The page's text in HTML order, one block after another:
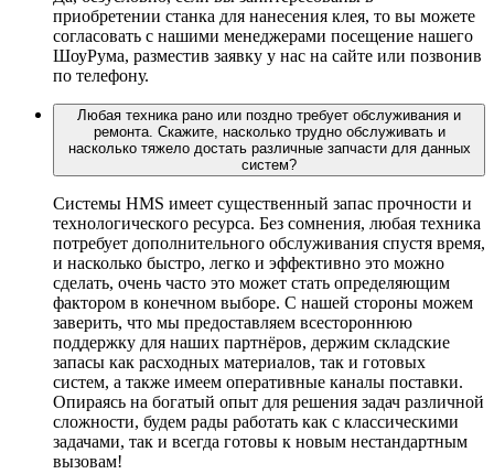
приобретении станка для нанесения клея, то вы можете
согласовать с нашими менеджерами посещение нашего
ШоуРума, разместив заявку у нас на сайте или позвонив
по телефону.
Любая техника рано или поздно требует обслуживания и
ремонта. Скажите, насколько трудно обслуживать и
насколько тяжело достать различные запчасти для данных
систем?
Системы HMS имеет существенный запас прочности и
технологического ресурса. Без сомнения, любая техника
потребует дополнительного обслуживания спустя время,
и насколько быстро, легко и эффективно это можно
сделать, очень часто это может стать определяющим
фактором в конечном выборе. С нашей стороны можем
заверить, что мы предоставляем всестороннюю
поддержку для наших партнёров, держим складские
запасы как расходных материалов, так и готовых
систем, а также имеем оперативные каналы поставки.
Опираясь на богатый опыт для решения задач различной
сложности, будем рады работать как с классическими
задачами, так и всегда готовы к новым нестандартным
вызовам!